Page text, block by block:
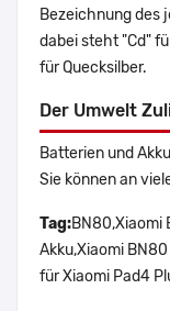
Bezeichnung des
dabei steht "Cd"
für Quecksilber.
Der Umwelt
Batterien und
Sie können an
Tag:BN80,Xiaomi
Akku,Xiaomi
für Xiaomi Pad4